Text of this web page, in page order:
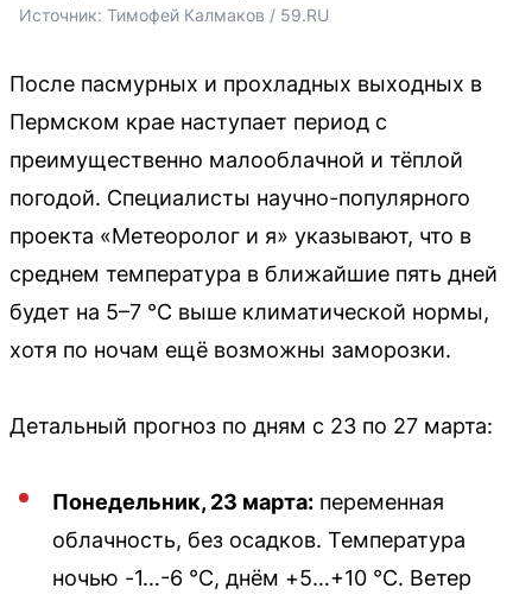
Источник: Тимофей Калмаков / 59.RU
После пасмурных и прохладных выходных в
Пермском крае наступает период с
преимущественно малооблачной и тёплой
погодой. Специалисты научно-популярного
проекта «Метеоролог и я» указывают, что в
среднем температура в ближайшие пять дней
будет на 5–7 °С выше климатической нормы,
хотя по ночам ещё возможны заморозки.
Детальный прогноз по дням с 23 по 27 марта:
Понедельник, 23 марта: переменная
облачность, без осадков. Температура
ночью -1…-6 °С, днём +5…+10 °С. Ветер